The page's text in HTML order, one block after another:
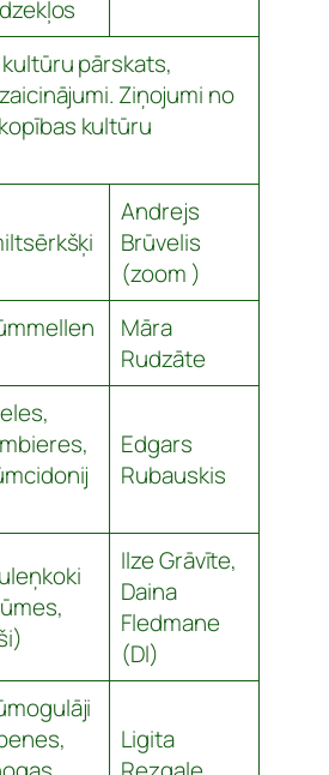
pārskats,
Ziņojumi no
kultūru
Andrejs
Brūvelis
(zoom )
Māra
Rudzāte
Edgars
Rubauskis
Ilze Grāvīte,
Daina
Fledmane
(DI)
Ligita